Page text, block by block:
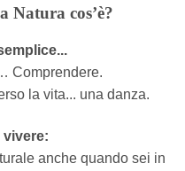
Natura cos’è?
Comprendere.
la vita... una danza.
vivere:
anche quando sei in